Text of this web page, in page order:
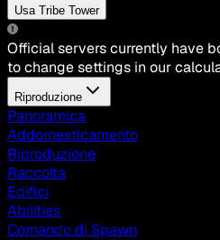
Usa Tribe Tower
Official servers currently have
to change settings in our
Riproduzione
Panoramica
Addomesticamento
Riproduzione
Raccolta
Edifici
Abilities
Comando di Spawn